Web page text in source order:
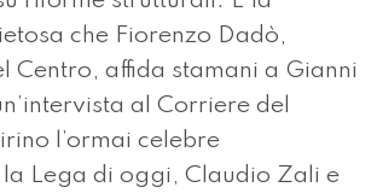
che Fiorenzo Dadò,
Centro, affida stamani a Gianni
al Corriere del
l’ormai celebre
la Lega di oggi, Claudio Zali e